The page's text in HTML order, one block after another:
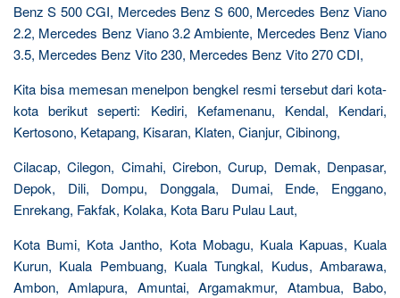
Benz S 500 CGI, Mercedes Benz S 600, Mercedes Benz Viano
2.2, Mercedes Benz Viano 3.2 Ambiente, Mercedes Benz Viano
3.5, Mercedes Benz Vito 230, Mercedes Benz Vito 270 CDI,
Kita bisa memesan menelpon bengkel resmi tersebut dari kota-
kota berikut seperti: Kediri, Kefamenanu, Kendal, Kendari,
Kertosono, Ketapang, Kisaran, Klaten, Cianjur, Cibinong,
Cilacap, Cilegon, Cimahi, Cirebon, Curup, Demak, Denpasar,
Depok, Dili, Dompu, Donggala, Dumai, Ende, Enggano,
Enrekang, Fakfak, Kolaka, Kota Baru Pulau Laut,
Kota Bumi, Kota Jantho, Kota Mobagu, Kuala Kapuas, Kuala
Kurun, Kuala Pembuang, Kuala Tungkal, Kudus, Ambarawa,
Ambon, Amlapura, Amuntai, Argamakmur, Atambua, Babo,